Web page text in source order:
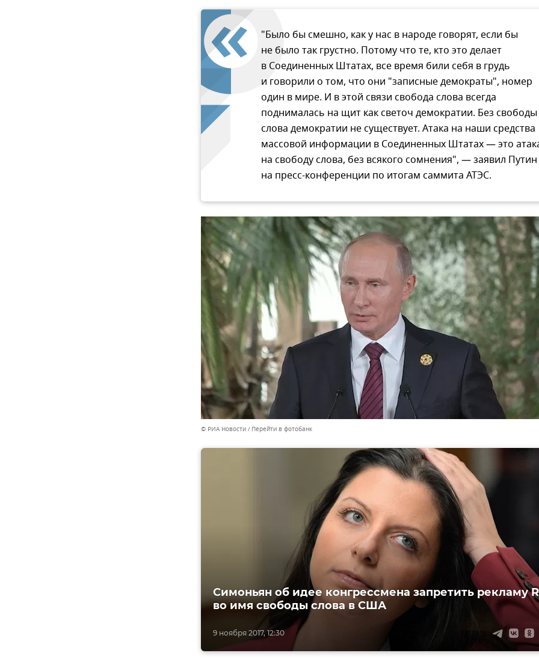
"Было бы смешно, как у нас в народе говорят, если бы
не было так грустно. Потому что те, кто это делает
в Соединенных Штатах, все время били себя в грудь
и говорили о том, что они "записные демократы", номер
один в мире. И в этой связи свобода слова всегда
поднималась на щит как светоч демократии. Без свободы
слова демократии не существует. Атака на наши средства
массовой информации в Соединенных Штатах — это
на свободу слова, без всякого сомнения", — заявил Путин
на пресс-конференции по итогам саммита АТЭС.
© РИА Новости Перейти в фотобанк
9 ноября 2017, 12:30
Симоньян об идее конгрессмена запретить рекламу
во имя свободы слова в США